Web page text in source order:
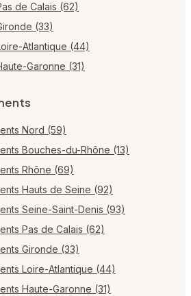
de Calais (62)
(33)
Atlantique (44)
Garonne (31)
Nord (59)
Bouches-du-Rhône (13)
Rhône (69)
Hauts de Seine (92)
Seine-Saint-Denis (93)
Pas de Calais (62)
Gironde (33)
Loire-Atlantique (44)
Haute-Garonne (31)